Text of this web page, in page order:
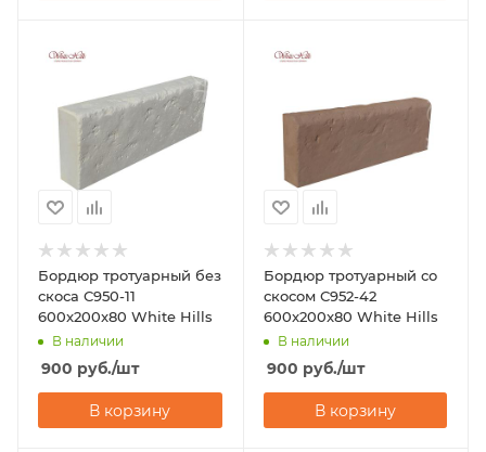
Бордюр тротуарный без
скоса С950-11
600x200x80 White Hills
В наличии
900 руб./шт
В корзину
Бордюр тротуарный со
скосом С952-42
600x200x80 White Hills
В наличии
900 руб./шт
В корзину